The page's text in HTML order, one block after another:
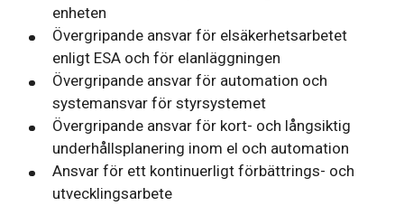
enheten
Övergripande ansvar för elsäkerhetsarbetet
enligt ESA och för elanläggningen
Övergripande ansvar för automation och
systemansvar för styrsystemet
Övergripande ansvar för kort- och långsiktig
underhållsplanering inom el och automation
Ansvar för ett kontinuerligt förbättrings- och
utvecklingsarbete